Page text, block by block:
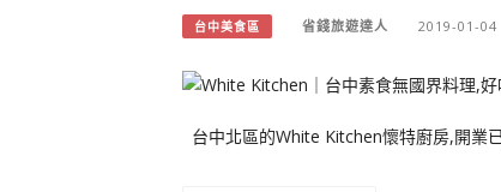
台中美食區 省錢旅遊達人 2019-01-04
台中北區的White Kitchen懷特廚房,開業